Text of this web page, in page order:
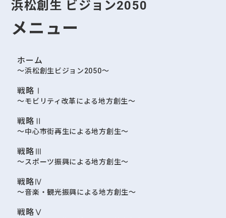
浜松創生 ビジョン2050
メニュー
ホーム
～浜松創生ビジョン2050～
戦略Ⅰ
～モビリティ改革による地方創生～
戦略Ⅱ
～中心市街再生による地方創生～
戦略Ⅲ
～スポーツ振興による地方創生～
戦略Ⅳ
～音楽・観光振興による地方創生～
戦略Ⅴ